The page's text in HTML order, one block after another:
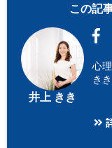
この記
井上 きき
心
き